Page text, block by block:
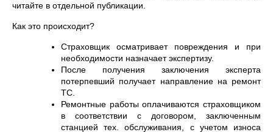
читайте в отдельной публикации.
Как это происходит?
Страховщик осматривает повреждения и при
необходимости назначает экспертизу.
После получения заключения эксперта
потерпевший получает направление на ремонт
ТС.
Ремонтные работы оплачиваются страховщиком
в соответствии с договором, заключенным
станцией тех. обслуживания, с учетом износа